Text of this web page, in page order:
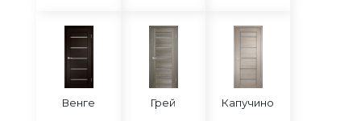
Венге Грей Капучино